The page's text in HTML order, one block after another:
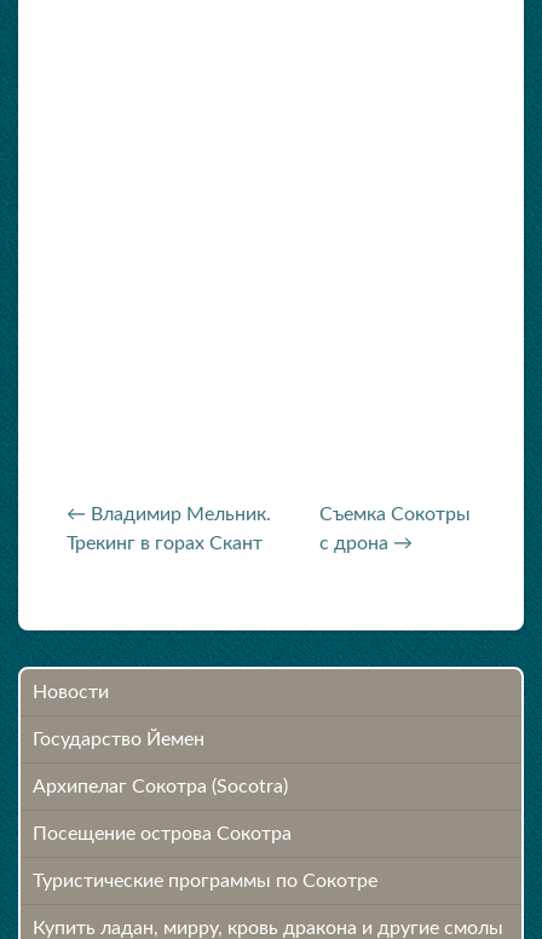
← Владимир Мельник.
Трекинг в горах Скант
Съемка Сокотры
с дрона →
Новости
Государство Йемен
Архипелаг Сокотра (Socotra)
Посещение острова Cокотра
Туристические программы по Сокотре
Купить ладан, мирру, кровь дракона и другие смолы